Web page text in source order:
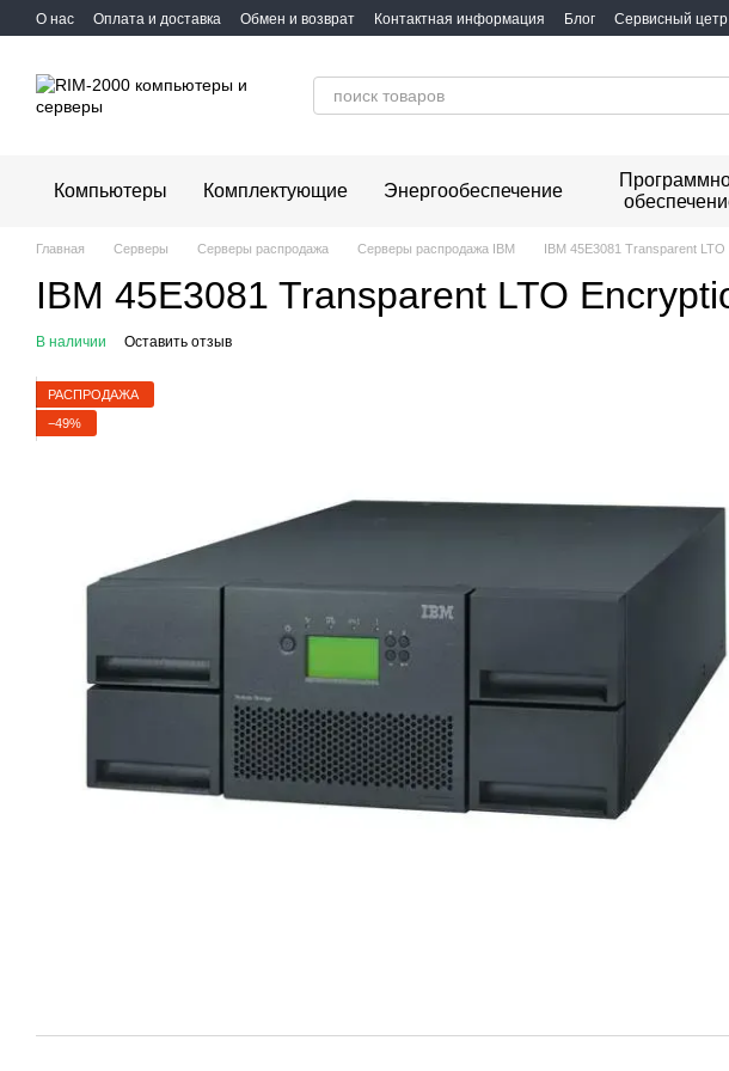
Перейти к основному контенту
О нас Оплата и доставка Обмен и возврат Контактная информация Блог Сервисный цетр
Компьютеры Комплектующие Энергообеспечение
Главная Серверы Серверы распродажа Серверы распродажа IBM IBM 45E3081 Transparent
IBM 45E3081 Transparent LTO
В наличии Оставить отзыв
РАСПРОДАЖА
−49%